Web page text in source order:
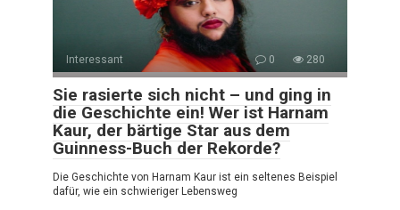
Interessant 0 280
Sie rasierte sich nicht – und ging in
die Geschichte ein! Wer ist Harnam
Kaur, der bärtige Star aus dem
Guinness-Buch der Rekorde?
Die Geschichte von Harnam Kaur ist ein seltenes Beispiel
dafür, wie ein schwieriger Lebensweg